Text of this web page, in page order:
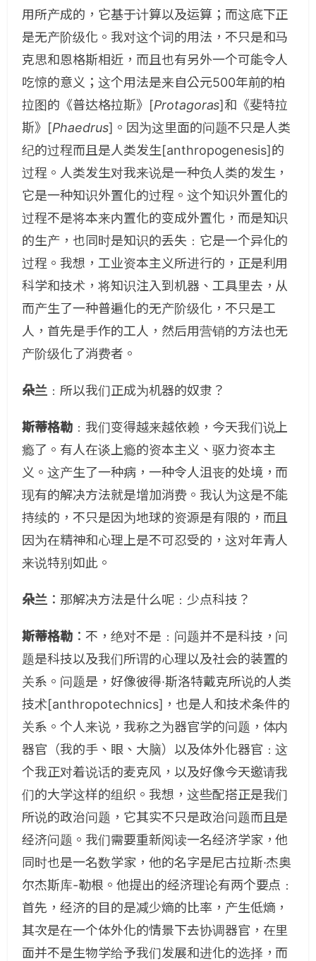
用所产成的，它基于计算以及运算；而这底下正
是无产阶级化。我对这个词的用法，不只是和马
克思和恩格斯相近，而且也有另外一个可能令人
吃惊的意义；这个用法是来自公元500年前的柏
拉图的《普达格拉斯》[Protagoras]和《斐特拉
斯》[Phaedrus]。因为这里面的问题不只是人类
纪的过程而且是人类发生[anthropogenesis]的
过程。人类发生对我来说是一种负人类的发生，
它是一种知识外置化的过程。这个知识外置化的
过程不是将本来内置化的变成外置化，而是知识
的生产，也同时是知识的丢失﹕它是一个异化的
过程。我想，工业资本主义所进行的，正是利用
科学和技术，将知识注入到机器、工具里去，从
而产生了一种普遍化的无产阶级化，不只是工
人，首先是手作的工人，然后用营销的方法也无
产阶级化了消费者。
朵兰 ﹕所以我们正成为机器的奴隶？
斯蒂格勒 ﹕我们变得越来越依赖，今天我们说上
瘾了。有人在谈上瘾的资本主义、驱力资本主
义。这产生了一种病，一种令人沮丧的处境，而
现有的解决方法就是增加消费。我认为这是不能
持续的，不只是因为地球的资源是有限的，而且
因为在精神和心理上是不可忍受的，这对年青人
来说特别如此。
朵兰 ：那解决方法是什么呢﹕少点科技？
斯蒂格勒 ：不，绝对不是﹕问题并不是科技，问
题是科技以及我们所谓的心理以及社会的装置的
关系。问题是，好像彼得·斯洛特戴克所说的人类
技术[anthropotechnics]，也是人和技术条件的
关系。个人来说，我称之为器官学的问题，体内
器官（我的手、眼、大脑）以及体外化器官﹕这
个我正对着说话的麦克风，以及好像今天邀请我
们的大学这样的组织。我想，这些配搭正是我们
所说的政治问题，它其实不只是政治问题而且是
经济问题。我们需要重新阅读一名经济学家，他
同时也是一名数学家，他的名字是尼古拉斯·杰奥
尔杰斯库-勒根。他提出的经济理论有两个要点﹕
首先，经济的目的是减少熵的比率，产生低熵，
其次是在一个体外化的情景下去协调器官，在里
面并不是生物学给予我们发展和进化的选择，而